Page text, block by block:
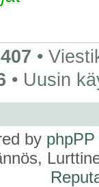
•
• Uusin
by phpPP